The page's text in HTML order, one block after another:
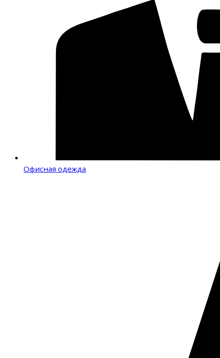
Офисная одежда